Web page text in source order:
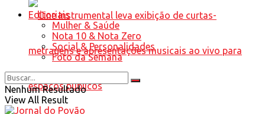
Editoriais
Mulher & Saúde
Nota 10 & Nota Zero
Social & Personalidades
Foto da Semana
Nenhum Resultado
View All Result